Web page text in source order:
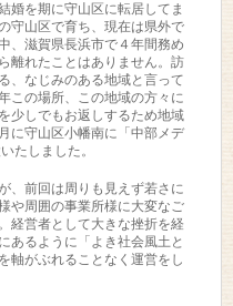
婚を期に守山区に転居してま
守山区で育ち、現在は県外で
、滋賀県長浜市で４年間務め
離れたことはありません。訪
、なじみのある地域と言って
この場所、この地域の方々に
少しでもお返しするため地域
に守山区小幡南に「中部メデ
たしました。
、前回は周りも見えず若さに
や周囲の事業所様に大変なご
経営者として大きな挫折を経
あるように「よき社会風土と
軸がぶれることなく運営をし